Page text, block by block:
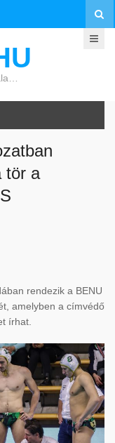
tör a
rendezik a BENU
amelyben a címvédő
írhat.